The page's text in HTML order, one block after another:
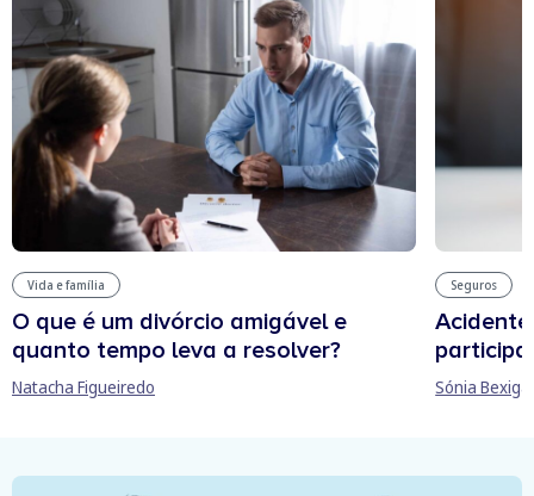
Vida e família
O que é um divórcio amigável e
quanto tempo leva a resolver?
Natacha Figueiredo
Seguros
Sónia Bexiga